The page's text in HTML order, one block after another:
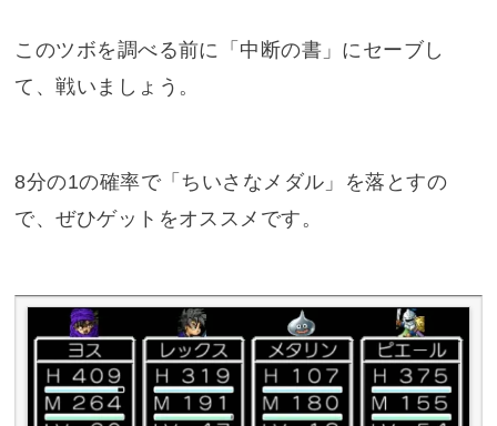
このツボを調べる前に「中断の書」にセーブし
て、戦いましょう。
8分の1の確率で「ちいさなメダル」を落とすの
で、ぜひゲットをオススメです。